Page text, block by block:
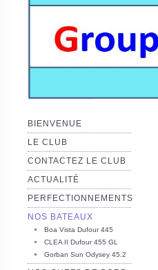
BIENVENUE
LE CLUB
CONTACTEZ LE CLUB
ACTUALITÉ
PERFECTIONNEMENTS
NOS BATEAUX
Boa Vista Dufour 445
CLEA II Dufour 455 GL
Gorban Sun Odysey 45.2